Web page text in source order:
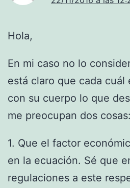
Hola,
En mi caso no lo
está claro que cada cuál
con su cuerpo lo que
me preocupan dos cosas:
1. Que el factor
en la ecuación. Sé que
regulaciones a este